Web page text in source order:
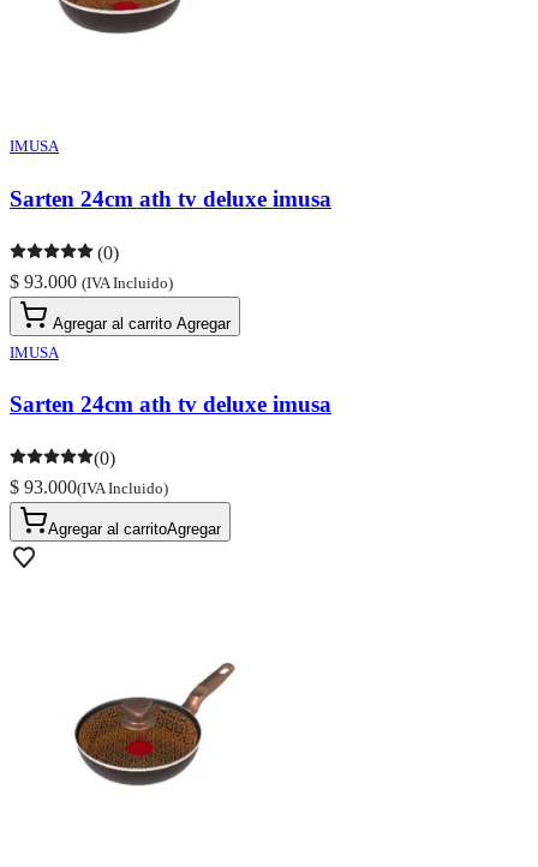
IMUSA
Sarten 24cm ath tv deluxe imusa
(0)
$ 93.000 (IVA Incluido)
Agregar al carrito Agregar
IMUSA
Sarten 24cm ath tv deluxe imusa
(0)
$ 93.000(IVA Incluido)
Agregar al carritoAgregar